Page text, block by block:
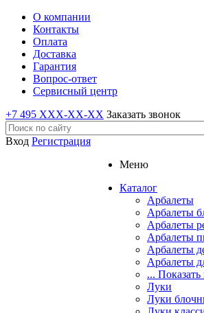
О компании
Контакты
Оплата
Доставка
Гарантия
Вопрос-ответ
Сервисный центр
+7 495 XXX-XX-XX Заказать звонок
Вход Регистрация
Меню
Каталог
Арбалеты
Арбалеты
Арбалеты
Арбалеты
Арбалеты
Арбалеты
... Показать
Луки
Луки